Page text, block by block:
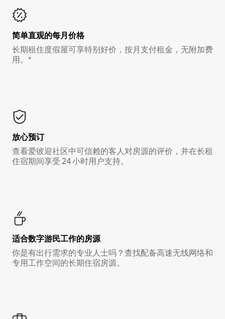
简单直观的每月价格
长期租住度假屋可享特别好价，按月支付租金，无附加费
用。*
放心预订
查看爱彼迎社区中可信赖的客人对房源的评价，并在长租
住宿期间享受 24 小时用户支持。
适合数字游民工作的房源
你是有出行需求的专业人士吗？查找配备高速无线网络和
专用工作空间的长期住宿房源。